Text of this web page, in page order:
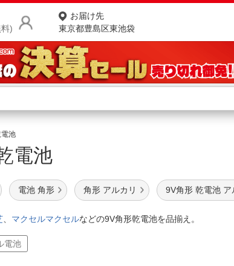
)
お届け先
東京都豊島区東池袋
カテゴリ一覧からさがす
お客様サポート
池
電池
電池 角形 角形 アルカリ 9V角形 乾電池 ア
マクセルマクセルなどの9V角形乾電池を品揃え。
電池